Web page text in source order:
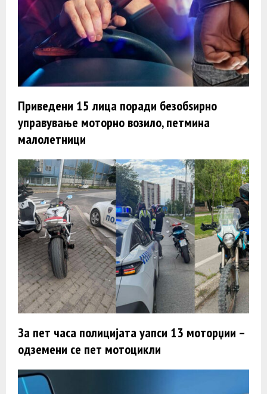
Приведени 15 лица поради безобѕирно
управување моторно возило, петмина
малолетници
За пет часа полицијата уапси 13 моторџии –
одземени се пет мотоцикли